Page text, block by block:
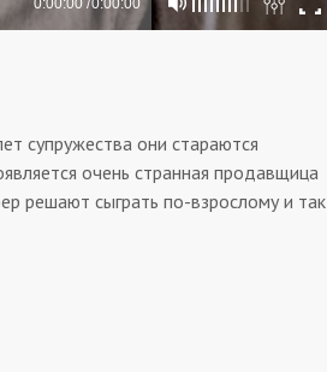
супружества они стараются
очень странная продавщица
решают сыграть по-взрослому и так